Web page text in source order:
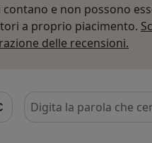
e non possono
a proprio piacimento.
delle recensioni.
Cerca nelle recensioni